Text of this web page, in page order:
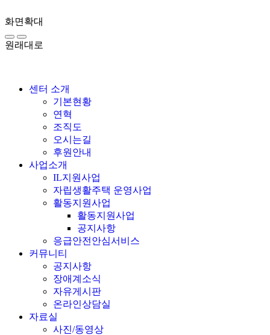
화면확대
원래대로
센터 소개
기본현황
연혁
조직도
오시는길
후원안내
사업소개
IL지원사업
자립생활주택 운영사업
활동지원사업
활동지원사업
공지사항
응급안전안심서비스
커뮤니티
공지사항
장애계소식
자유게시판
온라인상담실
자료실
사진/동영상